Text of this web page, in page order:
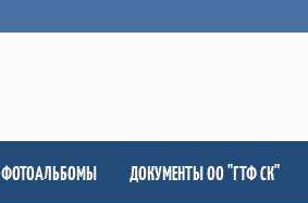
ФОТОАЛЬБОМЫ ДОКУМЕНТЫ ОО "ГТФ СК"